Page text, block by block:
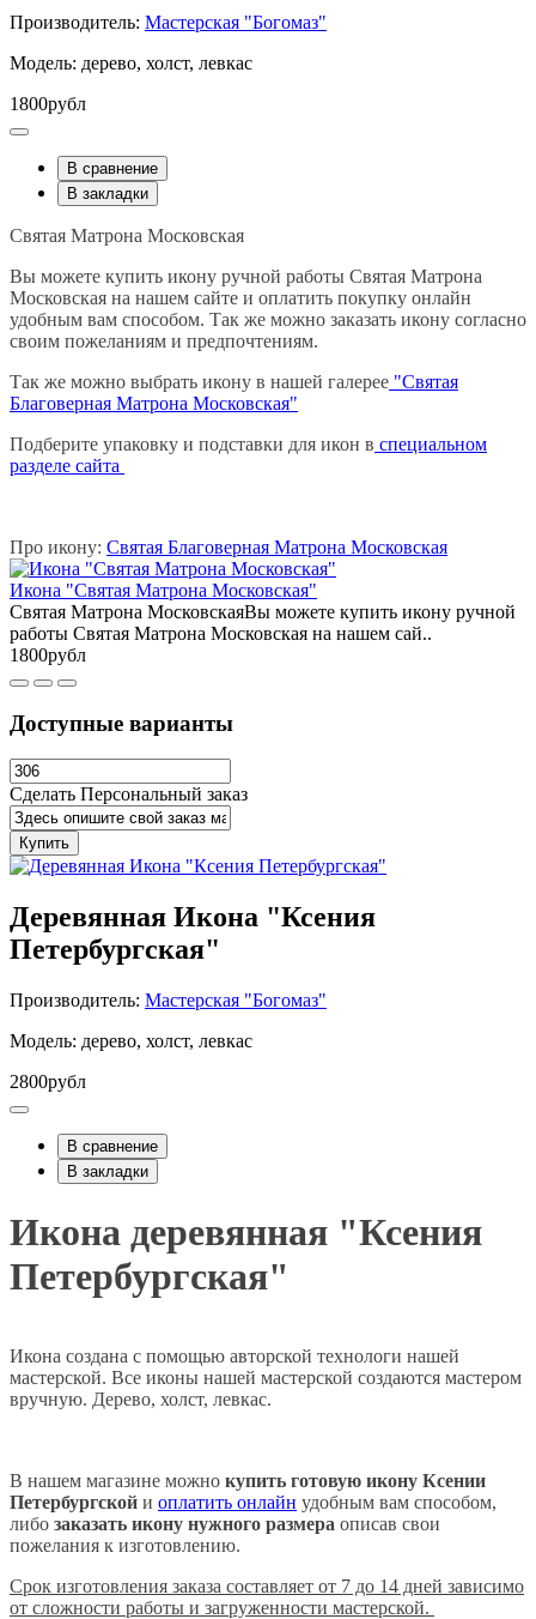
Производитель: Мастерская "Богомаз"
Модель: дерево, холст, левкас
1800рубл
В сравнение
В закладки
Святая Матрона Московская
Вы можете купить икону ручной работы Святая Матрона
Московская на нашем сайте и оплатить покупку онлайн
удобным вам способом. Так же можно заказать икону согласно
своим пожеланиям и предпочтениям.
Так же можно выбрать икону в нашей галерее "Святая
Благоверная Матрона Московская"
Подберите упаковку и подставки для икон в специальном
разделе сайта
Про икону: Святая Благоверная Матрона Московская
Икона "Святая Матрона Московская"
Святая Матрона МосковскаяВы можете купить икону ручной
работы Святая Матрона Московская на нашем сай..
1800рубл
Доступные варианты
Сделать Персональный заказ
Купить
Деревянная Икона "Ксения
Петербургская"
Производитель: Мастерская "Богомаз"
Модель: дерево, холст, левкас
2800рубл
В сравнение
В закладки
Икона деревянная "Ксения
Петербургская"
Икона создана с помощью авторской технологи нашей
мастерской. Все иконы нашей мастерской создаются мастером
вручную. Дерево, холст, левкас.
В нашем магазине можно купить готовую икону Ксении
Петербургской и оплатить онлайн удобным вам способом,
либо заказать икону нужного размера описав свои
пожелания к изготовлению.
Срок изготовления заказа составляет от 7 до 14 дней зависимо
от сложности работы и загруженности мастерской.